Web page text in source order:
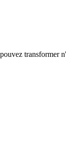
transformer